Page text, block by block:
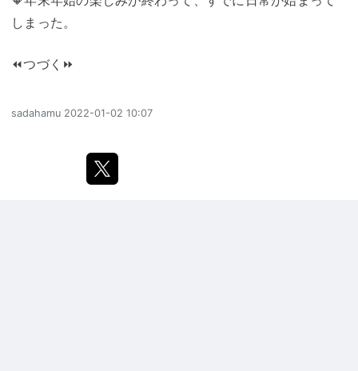
しまった。
⏪つづく⏩
sadahamu 2022-01-02 10:07